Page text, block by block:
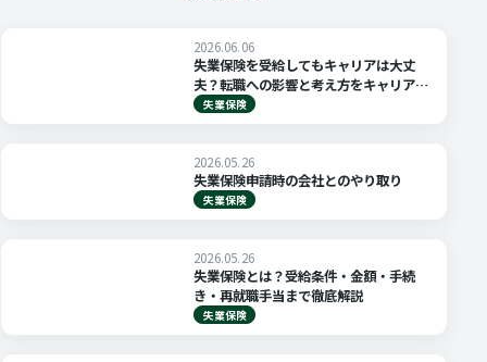
2026.06.06
失業保険を受給してもキャリアは大丈
夫？転職への影響と考え方をキャリアコ
ンサルタントが解説
失業保険
2026.05.26
失業保険申請時の会社とのやり取り
失業保険
2026.05.26
失業保険とは？受給条件・金額・手続
き・再就職手当まで徹底解説
失業保険